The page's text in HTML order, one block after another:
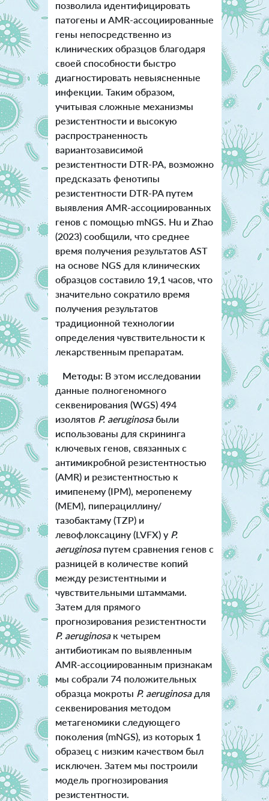
позволила идентифицировать
патогены и AMR-ассоциированные
гены непосредственно из
клинических образцов благодаря
своей способности быстро
диагностировать невыясненные
инфекции. Таким образом,
учитывая сложные механизмы
резистентности и высокую
распространенность
вариантозависимой
резистентности DTR-PA, возможно
предсказать фенотипы
резистентности DTR-PA путем
выявления AMR-ассоциированных
генов с помощью mNGS. Hu и Zhao
(2023) сообщили, что среднее
время получения результатов AST
на основе NGS для клинических
образцов составило 19,1 часов, что
значительно сократило время
получения результатов
традиционной технологии
определения чувствительности к
лекарственным препаратам.
Методы:В этом исследовании
данные полногеномного
секвенирования (WGS) 494
изолятов P. aeruginosaбыли
использованы для скрининга
ключевых генов, связанных с
антимикробной резистентностью
(AMR) и резистентностью к
имипенему (IPM), меропенему
(MEM), пиперациллину/
тазобактаму (TZP) и
левофлоксацину (LVFX) у P.
aeruginosaпутем сравнения генов с
разницей в количестве копий
между резистентными и
чувствительными штаммами.
Затем для прямого
прогнозирования резистентности
P. aeruginosaк четырем
антибиотикам по выявленным
AMR-ассоциированным признакам
мы собрали 74 положительных
образца мокроты P. aeruginosaдля
секвенирования методом
метагеномики следующего
поколения (mNGS), из которых 1
образец с низким качеством был
исключен. Затем мы построили
модель прогнозирования
резистентности.